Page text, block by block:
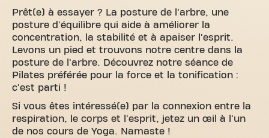
Prêt(e) à essayer ? La posture de l'arbre, une
posture d'équilibre qui aide à améliorer la
concentration, la stabilité et à apaiser l'esprit.
Levons un pied et trouvons notre centre dans la
posture de l'arbre. Découvrez notre séance de
Pilates préférée pour la force et la tonification :
c'est parti !
Si vous êtes intéressé(e) par la connexion entre la
respiration, le corps et l'esprit, jetez un œil à l'un
de nos cours de Yoga. Namaste !